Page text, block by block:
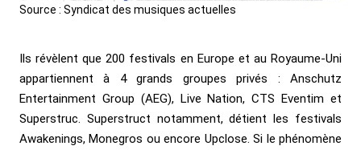
Source : Syndicat des musiques actuelles
Ils révèlent que 200 festivals en Europe et au Royaume-Uni
appartiennent à 4 grands groupes privés : Anschutz
Entertainment Group (AEG), Live Nation, CTS Eventim et
Superstruc. Superstruct notamment, détient les festivals
Awakenings, Monegros ou encore Upclose. Si le phénomène